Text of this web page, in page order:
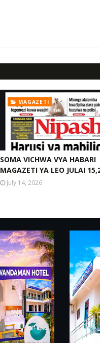
MAGAZETI
SOMA VICHWA VYA HABARI
MAGAZETI YA LEO JULAI
July 14, 2026